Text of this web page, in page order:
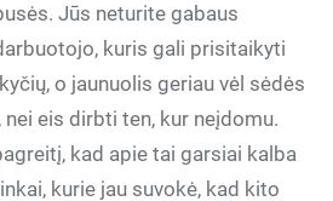
Jūs neturite gabaus
kuris gali prisitaikyti
o jaunuolis geriau vėl sėdės
eis dirbti ten, kur neįdomu.
kad apie tai garsiai kalba
kurie jau suvokė, kad kito